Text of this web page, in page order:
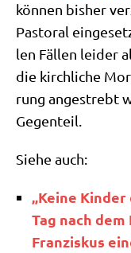
kön­nen bis­her
Pasto­ral
len Fäl­len lei­der
die kirch­li­che
rung ange­strebt
Gegenteil.
Sie­he auch:
„Kei­ne
Tag nach
Fran­zis­kus